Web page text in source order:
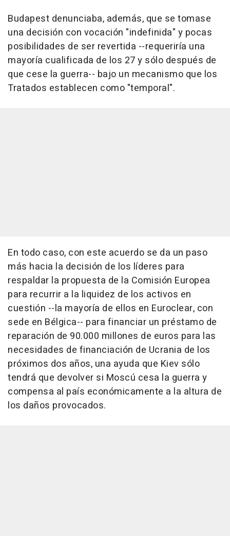
Budapest denunciaba, además, que se tomase
una decisión con vocación "indefinida" y pocas
posibilidades de ser revertida --requeriría una
mayoría cualificada de los 27 y sólo después de
que cese la guerra-- bajo un mecanismo que los
Tratados establecen como "temporal".
En todo caso, con este acuerdo se da un paso
más hacia la decisión de los líderes para
respaldar la propuesta de la Comisión Europea
para recurrir a la liquidez de los activos en
cuestión --la mayoría de ellos en Euroclear, con
sede en Bélgica-- para financiar un préstamo de
reparación de 90.000 millones de euros para las
necesidades de financiación de Ucrania de los
próximos dos años, una ayuda que Kiev sólo
tendrá que devolver si Moscú cesa la guerra y
compensa al país económicamente a la altura de
los daños provocados.